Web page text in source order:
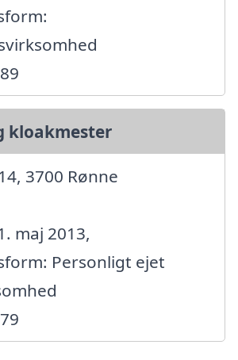
kloakmester
3700 Rønne
maj 2013,
Personligt ejet